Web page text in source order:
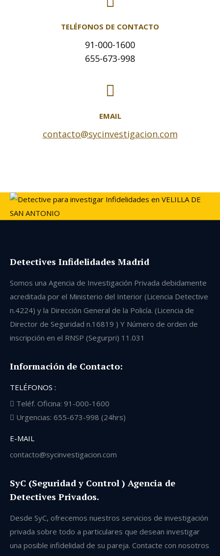
TELÉFONOS DE CONTACTO
91-000-1600
655-673-998
EMAIL
contacto@sycinvestigacion.com
Detectives Infidelidades Madrid
Somos una Agencia de Investigación Privada debidamente
acreditada por el Ministerio del Interior (Licencia Detective
n.4224) y la Dirección General de la Policía. (Licencia de
Director de Seguridad n.16819 ) Y Número de orden de
inscripción en el RNSP (Segurpri) 11.031
Información de Contacto:
TELÉFONOS :
Teléf. Oficina: 91-000-1600
Urgencias: 655-673-998 (24hrs)
E-MAIL
contacto@sycinvestigacion.com
SyC (Seguridad y Control ) Agencia de
Detectives Privados.
Desde SyC, ofrecemos nuestros servicios de investigación
privada sobre todo a particulares que desean investigar
una posible infidelidad de su pareja. Contacte con nosotros